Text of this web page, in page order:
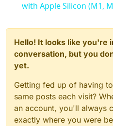
with Apple Silicon (M1,
Hello! It looks like you're
conversation, but you
yet.
Getting fed up of having
same posts each visit?
an account, you'll always
exactly where you were